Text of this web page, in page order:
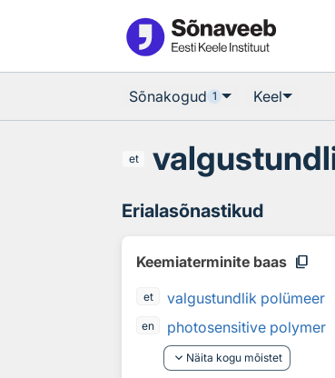
Sõnakogud 1 Keel
et
Erialasõnastikud
Keemiaterminite baas content_copy
et valgustundlik polümeer
en
photosensitive polymer
keyboard_arrow_down Näita kogu mõistet